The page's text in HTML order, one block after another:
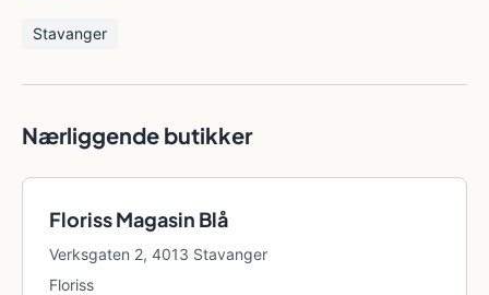
Stavanger
Nærliggende butikker
Floriss Magasin Blå
Verksgaten 2, 4013 Stavanger
Floriss